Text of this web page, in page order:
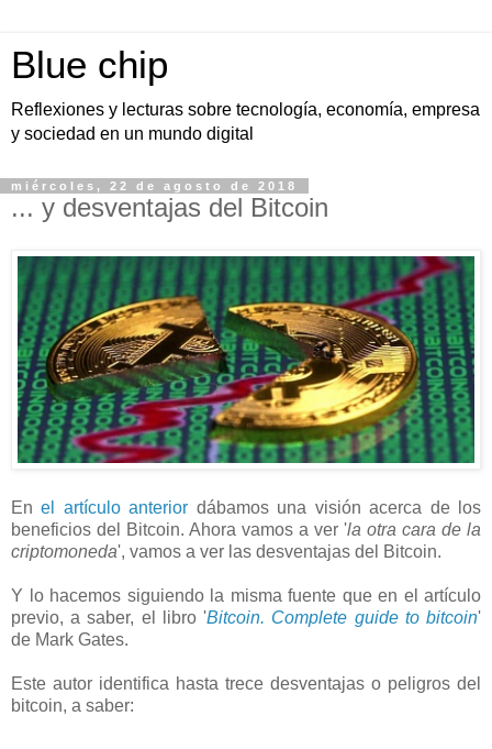
Blue chip
Reflexiones y lecturas sobre tecnología, economía, empresa
y sociedad en un mundo digital
miércoles, 22 de agosto de 2018
... y desventajas del Bitcoin
Enel artículo anterior dábamos una visión acerca de los
beneficios del Bitcoin. Ahora vamos a ver 'la otra cara de la
criptomoneda', vamos a ver las desventajas del Bitcoin.
Y lo hacemos siguiendo la misma fuente que en el artículo
previo, a saber, el libro 'Bitcoin. Complete guide to bitcoin'
de Mark Gates.
Este autor identifica hasta trece desventajas o peligros del
bitcoin, a saber: